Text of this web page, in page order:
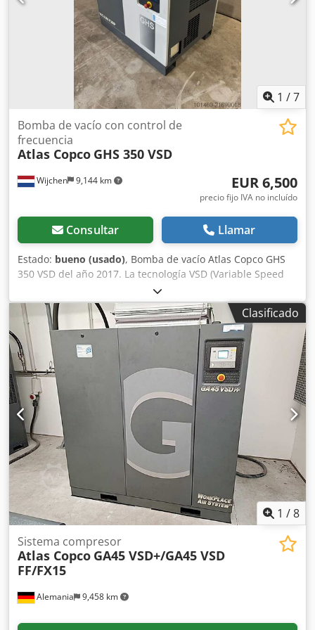
posterior - Conexión de aire y aire comprimido - Separador
de aire/aceite y sistemas de control - Bastidor estanco de
chapa de acero ASTM A653 Zincor con recubrimiento en
polvo - Bandeja de suelo cerrada - Chasis con lanza fija y
frenos hidráulicos - Freno de inercia y de estacionamiento,
marcha atrás automática, rueda de estrella - Anilla de
remolque Lorry DIN (40 mm), acoplamiento de coche
Iluminación y permiso de circulación según StVZO Djdpfx
Aeud H Tnel Nswa
1 /7
Wijchen 9,144 km
Bomba de vacío con control de
frecuencia
Atlas Copco GHS 350 VSD
EUR 6,500
precio fijo IVA no incluído
Consultar Llamar
Estado: bueno (usado), Bomba de vacío Atlas Copco GHS
350 VSD del año 2017. La tecnología VSD (Variable Speed
Drive) garantiza un rendimiento óptimo y un considerable
ahorro energético. La bomba está en excelente estado con
12.558 horas de funcionamiento. Dsdpfx Asy Ahrmsl Newa
Clasificado
1 /8
Alemania 9,458 km
Sistema compresor
Atlas Copco GA45 VSD+/GA45 VSD
FF/FX15